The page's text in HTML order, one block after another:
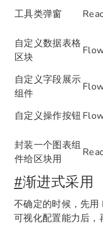
工具类弹窗
自定义数据表格
区块
自定义字段展示
组件
自定义操作按钮
封装一个图表组
件给区块用
#渐进式采用
不确定的时候，先
可视化配置能力后